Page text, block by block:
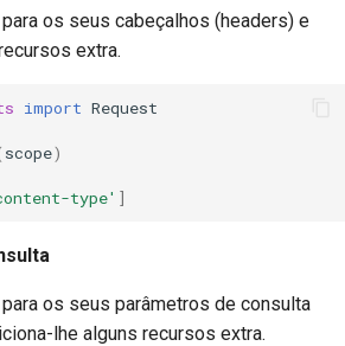
para os seus cabeçalhos (headers) e
extra.
import Request
scope)
type' ]
para os seus parâmetros de consulta
lhe alguns recursos extra.